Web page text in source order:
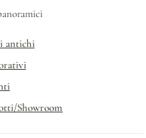
antichi
Showroom